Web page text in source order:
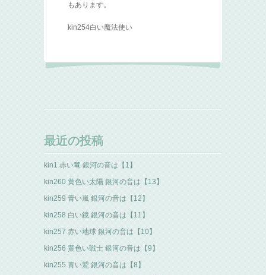
もあります。
kin254白い魔法使い
最近の投稿
kin1 赤い竜 銀河の音は【1】
kin260 黄色い太陽 銀河の音は【13】
kin259 青い嵐 銀河の音は【12】
kin258 白い鏡 銀河の音は【11】
kin257 赤い地球 銀河の音は【10】
kin256 黄色い戦士 銀河の音は【9】
kin255 青い鷲 銀河の音は【8】